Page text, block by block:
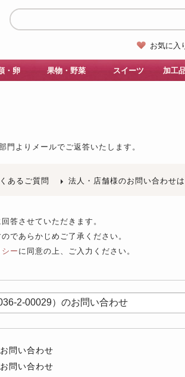
お気に入
・卵 果物・野菜 スイーツ 加工
門よりメールでご返答いたします。
あるご質問 法人・店舗様のお問い合わせ
答させていただきます。
であらかじめご了承ください。
ー に同意の上、ご入力ください。
問い合わせ
問い合わせ